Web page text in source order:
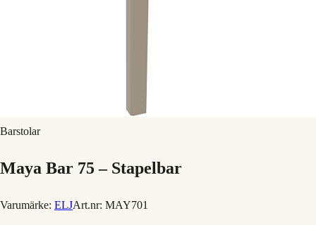
Barstolar
Maya Bar 75 – Stapelbar
Varumärke: ELJArt.nr: MAY701